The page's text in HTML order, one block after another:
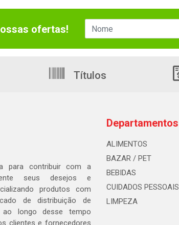
ofertas!
Títulos
para contribuir com a
seus desejos e
produtos com
de distribuição de
longo desse tempo
clientes e fornecedores
Departamentos
ALIMENTOS
BAZAR / PET
BEBIDAS
CUIDADOS PESSOAIS
LIMPEZA